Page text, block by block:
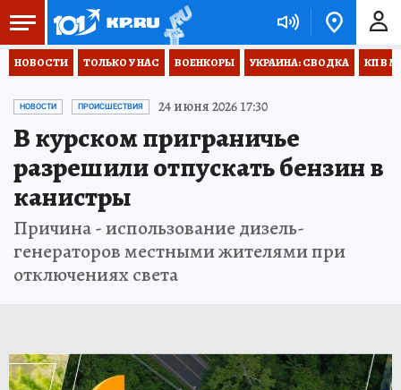
НОВОСТИ ТОЛЬКО У НАС ВОЕНКОРЫ УКРАИНА: СВОДКА КП В
НОВОСТИ ПРОИСШЕСТВИЯ 24 июня 2026 17:30
В курском приграничье
разрешили отпускать бензин в
канистры
Причина - использование дизель-
генераторов местными жителями при
отключениях света